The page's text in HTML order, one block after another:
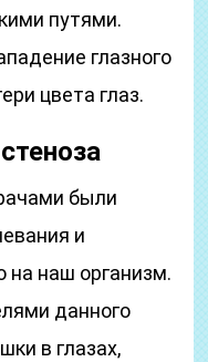
путями.
глазного
цвета глаз.
были
и
на наш организм.
данного
в глазах,